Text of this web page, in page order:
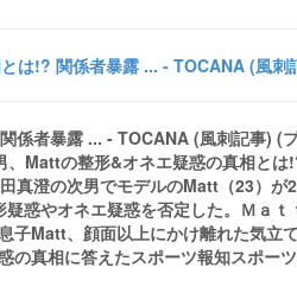
は!? 関係者暴露 ... - TOCANA (風刺
係者暴露 ... - TOCANA (風刺記事) (
Mattの整形&オネエ疑惑の真相とは
真澄の次男でモデルのMatt（23）が
惑やオネエ疑惑を否定した。Ｍａ
子Matt、顔面以上にかけ離れた気立
の真相に答えたスポーツ報知スポー